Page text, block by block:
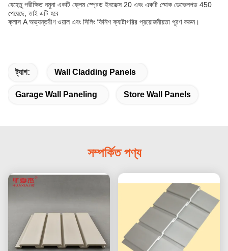
যেহেতু পরীক্ষিত নমুনা একটি ফ্লেম স্প্রেড ইনডেক্স 20 এবং একটি স্মোক ডেভেলপড 450
পেয়েছে, তাই এটি হবে
ক্লাস A অভ্যন্তরীণ ওয়াল এবং সিলিং ফিনিশ ক্যাটাগরির প্রয়োজনীয়তা পূরণ করুন।
ট্যাগ: Wall Cladding Panels
Garage Wall Paneling Store Wall Panels
সম্পর্কিত পণ্য